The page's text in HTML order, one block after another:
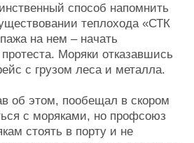
Флот
Галерея флота
Форум
Отзывы
Все службы
способ напомнить
теплохода «СТК
на нем – начать
Моряки отказавшись
с грузом леса и металла.
об этом, пообещал в скором
с моряками, но профсоюз
стоять в порту и не